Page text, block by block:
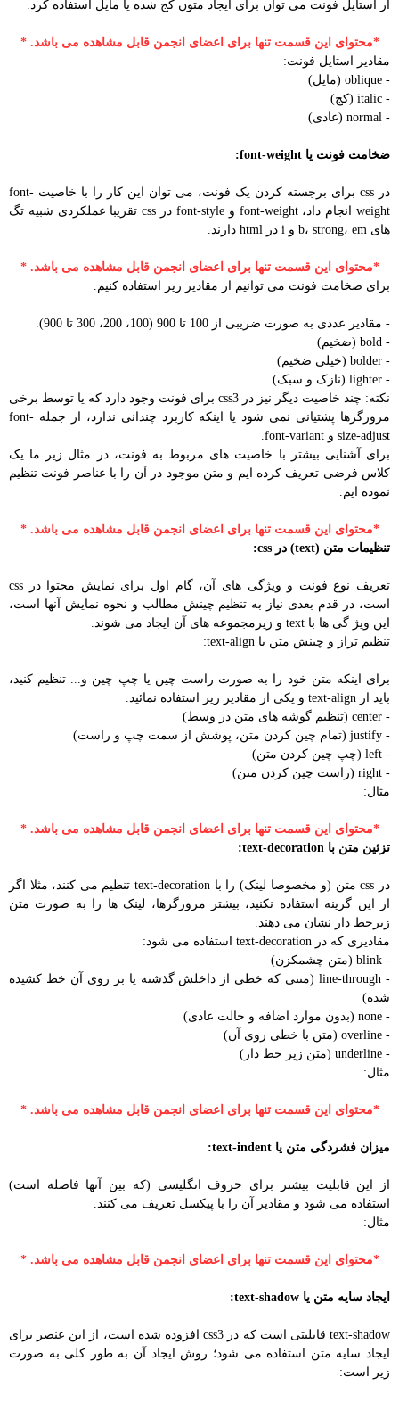
از استایل فونت می توان برای ایجاد متون کج شده یا مایل استفاده کرد.
*محتوای این قسمت تنها برای اعضای انجمن قابل مشاهده می باشد. *
مقادیر استایل فونت:
- oblique (مایل)
- italic (کج)
- normal (عادی)
ضخامت فونت یا font-weight:
در css برای برجسته کردن یک فونت، می توان این کار را با خاصیت font-
weight انجام داد، font-weight و font-style در css تقریبا عملکردی شبیه تگ
های b، strong، em و i در html دارند.
*محتوای این قسمت تنها برای اعضای انجمن قابل مشاهده می باشد. *
برای ضخامت فونت می توانیم از مقادیر زیر استفاده کنیم.
- مقادیر عددی به صورت ضریبی از 100 تا 900 (100، 200، 300 تا 900).
- bold (ضخیم)
- bolder (خیلی ضخیم)
- lighter (نازک و سبک)
نکته: چند خاصیت دیگر نیز در css3 برای فونت وجود دارد که یا توسط برخی
مرورگرها پشتیانی نمی شود یا اینکه کاربرد چندانی ندارد، از جمله font-
size-adjust و font-variant.
برای آشنایی بیشتر با خاصیت های مربوط به فونت، در مثال زیر ما یک
کلاس فرضی تعریف کرده ایم و متن موجود در آن را با عناصر فونت تنظیم
نموده ایم.
*محتوای این قسمت تنها برای اعضای انجمن قابل مشاهده می باشد. *
تنظیمات متن (text) در css:
تعریف نوع فونت و ویژگی های آن، گام اول برای نمایش محتوا در css
است، در قدم بعدی نیاز به تنظیم چینش مطالب و نحوه نمایش آنها است،
این ویژ گی ها با text و زیرمجموعه های آن ایجاد می شوند.
تنظیم تراز و چینش متن با text-align:
برای اینکه متن خود را به صورت راست چین یا چپ چین و... تنظیم کنید،
باید از text-align و یکی از مقادیر زیر استفاده نمائید.
- center (تنظیم گوشه های متن در وسط)
- justify (تمام چین کردن متن، پوشش از سمت چپ و راست)
- left (چپ چین کردن متن)
- right (راست چین کردن متن)
مثال:
*محتوای این قسمت تنها برای اعضای انجمن قابل مشاهده می باشد. *
تزئین متن با text-decoration:
در css متن (و مخصوصا لینک) را با text-decoration تنظیم می کنند، مثلا اگر
از این گزینه استفاده نکنید، بیشتر مرورگرها، لینک ها را به صورت متن
زیرخط دار نشان می دهند.
مقادیری که در text-decoration استفاده می شود:
- blink (متن چشمکزن)
- line-through (متنی که خطی از داخلش گذشته یا بر روی آن خط کشیده
شده)
- none (بدون موارد اضافه و حالت عادی)
- overline (متن با خطی روی آن)
- underline (متن زیر خط دار)
مثال:
*محتوای این قسمت تنها برای اعضای انجمن قابل مشاهده می باشد. *
میزان فشردگی متن یا text-indent:
از این قابلیت بیشتر برای حروف انگلیسی (که بین آنها فاصله است)
استفاده می شود و مقادیر آن را با پیکسل تعریف می کنند.
مثال:
*محتوای این قسمت تنها برای اعضای انجمن قابل مشاهده می باشد. *
ایجاد سایه متن یا text-shadow:
text-shadow قابلیتی است که در css3 افزوده شده است، از این عنصر برای
ایجاد سایه متن استفاده می شود؛ روش ایجاد آن به طور کلی به صورت
زیر است: